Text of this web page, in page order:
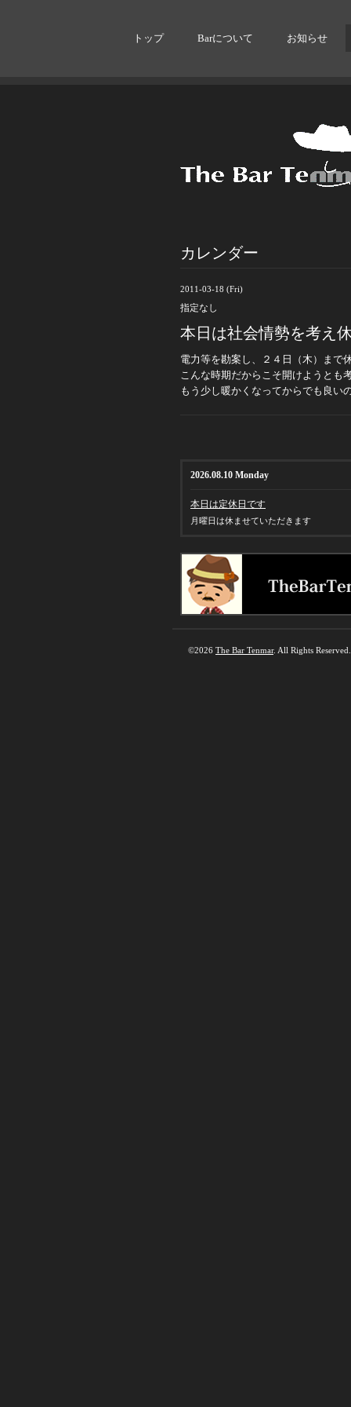
トップ Barについて お知らせ
カレンダー
2011-03-18 (Fri)
指定なし
本日は社会情勢を考え
電力等を勘案し、２４日（木）まで
こんな時期だからこそ開けようとも
もう少し暖かくなってからでも良い
2026.08.10 Monday
本日は定休日です
月曜日は休ませていただきます
©2026 The Bar Tenmar. All Rights Reserved.